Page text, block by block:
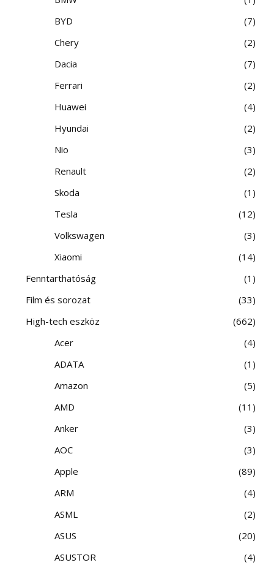
BYD
7
Chery
2
Dacia
7
Ferrari
2
Huawei
4
Hyundai
2
Nio
3
Renault
2
Skoda
1
Tesla
12
Volkswagen
3
Xiaomi
14
Fenntarthatóság
1
Film és sorozat
33
High-tech eszköz
662
Acer
4
ADATA
1
Amazon
5
AMD
11
Anker
3
AOC
3
Apple
89
ARM
4
ASML
2
ASUS
20
ASUSTOR
4